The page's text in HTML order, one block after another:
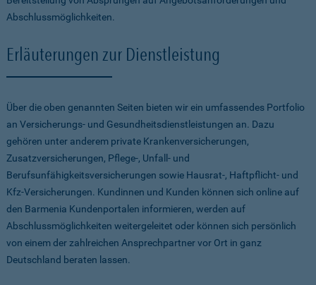
Abschlussmöglichkeiten.
Erläuterungen zur Dienstleistung
Über die oben genannten Seiten bieten wir ein umfassendes Portfolio
an Versicherungs- und Gesundheitsdienstleistungen an. Dazu
gehören unter anderem private Krankenversicherungen,
Zusatzversicherungen, Pflege-, Unfall- und
Berufsunfähigkeitsversicherungen sowie Hausrat-, Haftpflicht- und
Kfz-Versicherungen. Kundinnen und Kunden können sich online auf
den Barmenia Kundenportalen informieren, werden auf
Abschlussmöglichkeiten weitergeleitet oder können sich persönlich
von einem der zahlreichen Ansprechpartner vor Ort in ganz
Deutschland beraten lassen.